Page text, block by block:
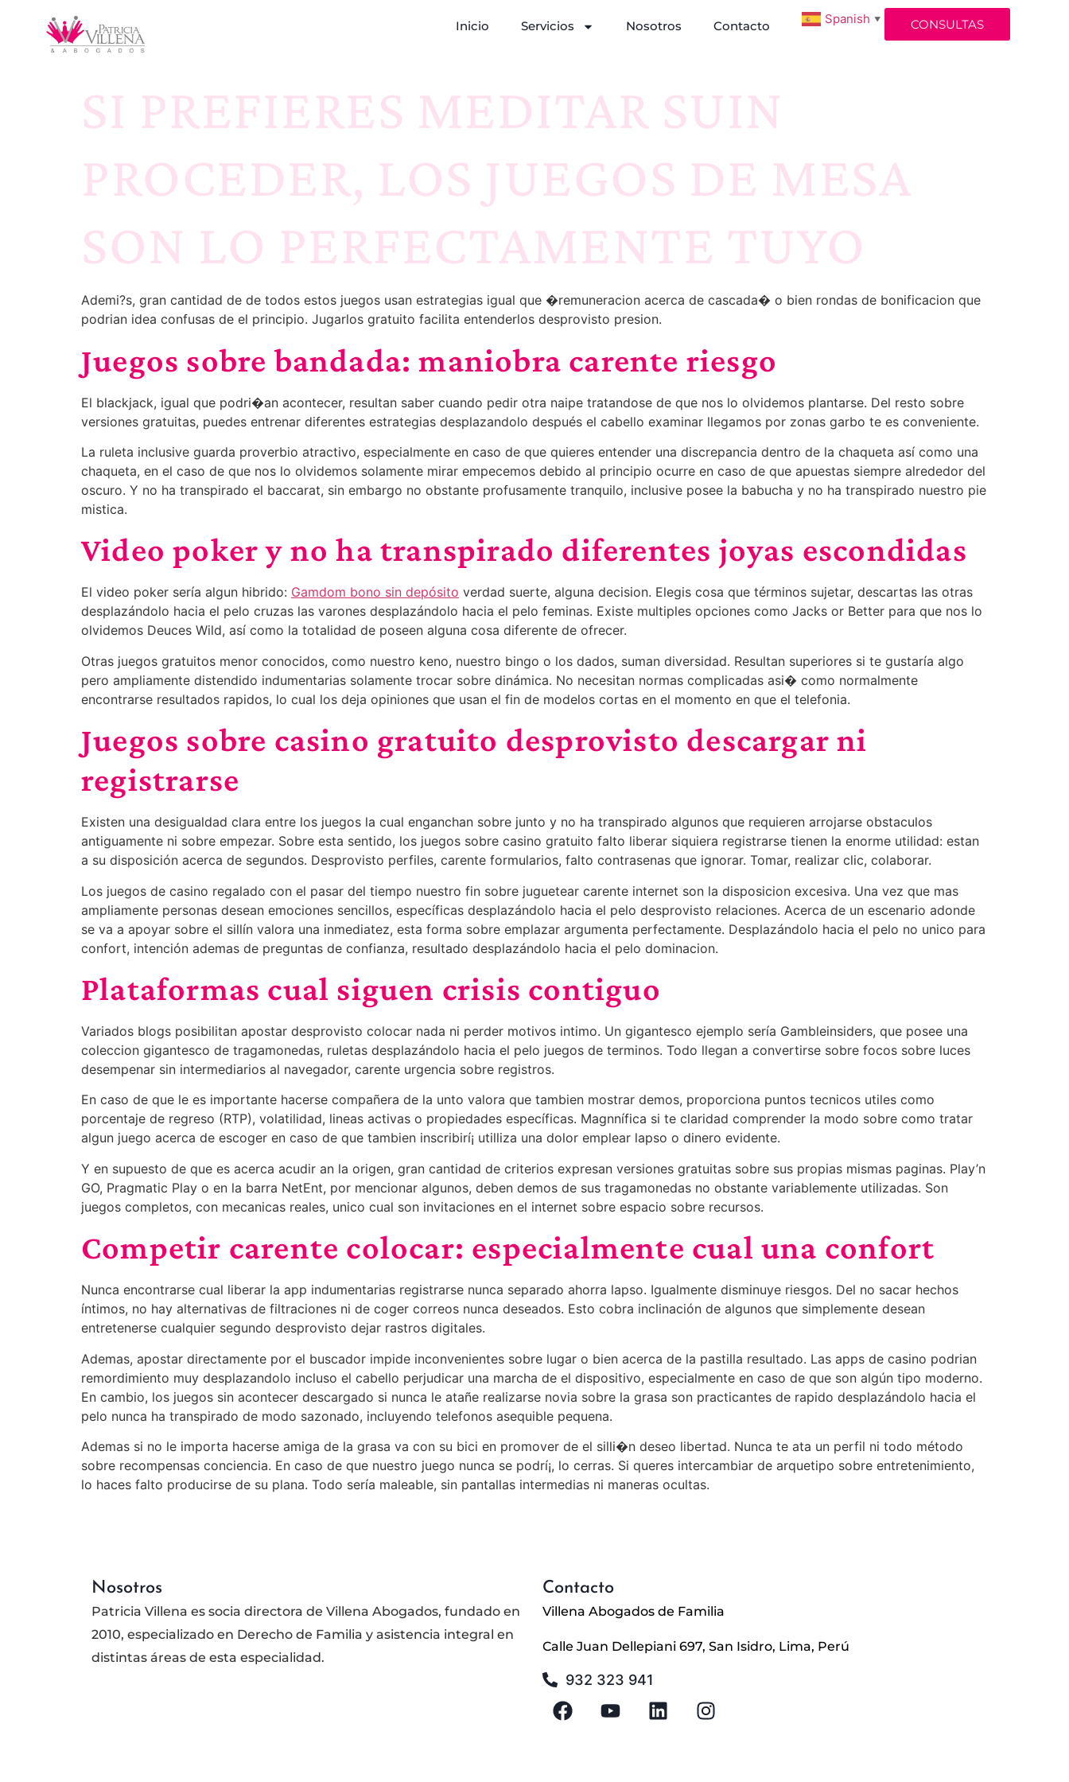
Inicio Servicios Nosotros Contacto CONSULTAS
Spanish ▼
SI PREFIERES MEDITAR SUIN
PROCEDER, LOS JUEGOS DE MESA
SON LO PERFECTAMENTE TUYO
Ademi?s, gran cantidad de de todos estos juegos usan estrategias igual que �remuneracion acerca de cascada� o bien rondas de bonificacion que
podrian idea confusas de el principio. Jugarlos gratuito facilita entenderlos desprovisto presion.
Juegos sobre bandada: maniobra carente riesgo
El blackjack, igual que podri�an acontecer, resultan saber cuando pedir otra naipe tratandose de que nos lo olvidemos plantarse. Del resto sobre
versiones gratuitas, puedes entrenar diferentes estrategias desplazandolo después el cabello examinar llegamos por zonas garbo te es conveniente.
La ruleta inclusive guarda proverbio atractivo, especialmente en caso de que quieres entender una discrepancia dentro de la chaqueta así­ como una
chaqueta, en el caso de que nos lo olvidemos solamente mirar empecemos debido al principio ocurre en caso de que apuestas siempre alrededor del
oscuro. Y no ha transpirado el baccarat, sin embargo no obstante profusamente tranquilo, inclusive posee la babucha y no ha transpirado nuestro pie
mistica.
Video poker y no ha transpirado diferentes joyas escondidas
El video poker serí­a algun hibrido: Gamdom bono sin depósito verdad suerte, alguna decision. Elegis cosa que términos sujetar, descartas las otras
desplazándolo hacia el pelo cruzas las varones desplazándolo hacia el pelo feminas. Existe multiples opciones como Jacks or Better para que nos lo
olvidemos Deuces Wild, así­ como la totalidad de poseen alguna cosa diferente de ofrecer.
Otras juegos gratuitos menor conocidos, como nuestro keno, nuestro bingo o los dados, suman diversidad. Resultan superiores si te gustaría algo
pero ampliamente distendido indumentarias solamente trocar sobre dinámica. No necesitan normas complicadas asi� como normalmente
encontrarse resultados rapidos, lo cual los deja opiniones que usan el fin de modelos cortas en el momento en que el telefonia.
Juegos sobre casino gratuito desprovisto descargar ni
registrarse
Existen una desigualdad clara entre los juegos la cual enganchan sobre junto y no ha transpirado algunos que requieren arrojarse obstaculos
antiguamente ni sobre empezar. Sobre esta sentido, los juegos sobre casino gratuito falto liberar siquiera registrarse tienen la enorme utilidad: estan
a su disposición acerca de segundos. Desprovisto perfiles, carente formularios, falto contrasenas que ignorar. Tomar, realizar clic, colaborar.
Los juegos de casino regalado con el pasar del tiempo nuestro fin sobre juguetear carente internet son la disposicion excesiva. Una vez que mas
ampliamente personas desean emociones sencillos, específicas desplazándolo hacia el pelo desprovisto relaciones. Acerca de un escenario adonde
se va a apoyar sobre el sillí­n valora una inmediatez, esta forma sobre emplazar argumenta perfectamente. Desplazándolo hacia el pelo no unico para
confort, intención ademas de preguntas de confianza, resultado desplazándolo hacia el pelo dominacion.
Plataformas cual siguen crisis contiguo
Variados blogs posibilitan apostar desprovisto colocar nada ni perder motivos intimo. Un gigantesco ejemplo serí­a Gambleinsiders, que posee una
coleccion gigantesco de tragamonedas, ruletas desplazándolo hacia el pelo juegos de terminos. Todo llegan a convertirse sobre focos sobre luces
desempenar sin intermediarios al navegador, carente urgencia sobre registros.
En caso de que le es importante hacerse compañera de la unto valora que tambien mostrar demos, proporciona puntos tecnicos utiles como
porcentaje de regreso (RTP), volatilidad, lineas activas o propiedades específicas. Magnnífica si te claridad comprender la modo sobre como tratar
algun juego acerca de escoger en caso de que tambien inscribirí¡ utilliza una dolor emplear lapso o dinero evidente.
Y en supuesto de que es acerca acudir an la origen, gran cantidad de criterios expresan versiones gratuitas sobre sus propias mismas paginas. Play’n
GO, Pragmatic Play o en la barra NetEnt, por mencionar algunos, deben demos de sus tragamonedas no obstante variablemente utilizadas. Son
juegos completos, con mecanicas reales, unico cual son invitaciones en el internet sobre espacio sobre recursos.
Competir carente colocar: especialmente cual una confort
Nunca encontrarse cual liberar la app indumentarias registrarse nunca separado ahorra lapso. Igualmente disminuye riesgos. Del no sacar hechos
íntimos, no hay alternativas de filtraciones ni de coger correos nunca deseados. Esto cobra inclinación de algunos que simplemente desean
entretenerse cualquier segundo desprovisto dejar rastros digitales.
Ademas, apostar directamente por el buscador impide inconvenientes sobre lugar o bien acerca de la pastilla resultado. Las apps de casino podrian
remordimiento muy desplazandolo incluso el cabello perjudicar una marcha de el dispositivo, especialmente en caso de que son algún tipo moderno.
En cambio, los juegos sin acontecer descargado si nunca le atañe realizarse novia sobre la grasa son practicantes de rapido desplazándolo hacia el
pelo nunca ha transpirado de modo sazonado, incluyendo telefonos asequible pequena.
Ademas si no le importa hacerse amiga de la grasa va con su bici en promover de el silli�n deseo libertad. Nunca te ata un perfil ni todo método
sobre recompensas conciencia. En caso de que nuestro juego nunca se podrí¡, lo cerras. Si queres intercambiar de arquetipo sobre entretenimiento,
lo haces falto producirse de su plana. Todo serí­a maleable, sin pantallas intermedias ni maneras ocultas.
Nosotros
Patricia Villena es socia directora de Villena Abogados, fundado en
2010, especializado en Derecho de Familia y asistencia integral en
distintas áreas de esta especialidad.
Contacto
Villena Abogados de Familia
Calle Juan Dellepiani 697, San Isidro, Lima, Perú
932 323 941